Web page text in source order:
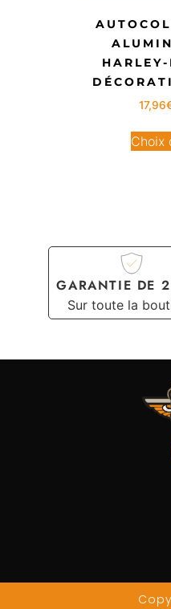
17,96
Choix
GARANTIE DE
Sur toute la